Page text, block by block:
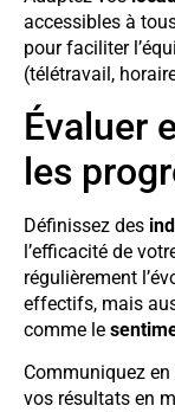
accessibles à
pour faciliter
(télétravail,
Évaluer
les
Définissez des
l’efficacité de
régulièrement
effectifs, mais
comme le
Communiquez en
vos résultats en